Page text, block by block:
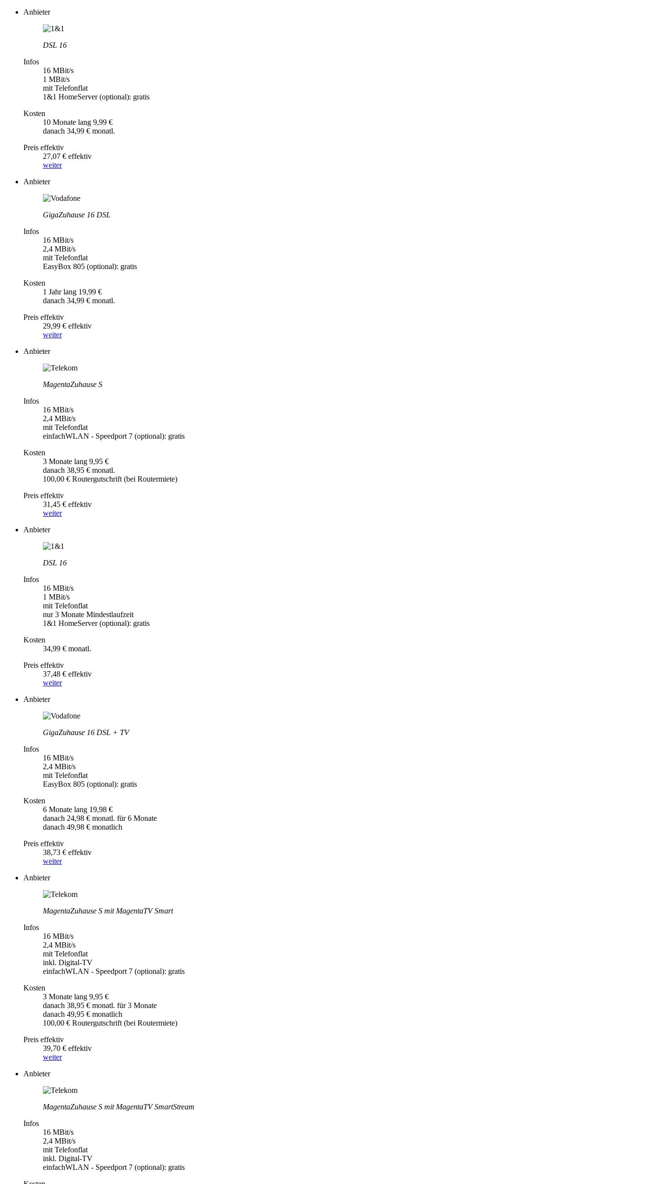
Anbieter
DSL 16
Infos
16 MBit/s
1 MBit/s
mit Telefonflat
1&1 HomeServer (optional): gratis
Kosten
10 Monate lang 9,99 €
danach 34,99 € monatl.
Preis effektiv
27,07 € effektiv
weiter
Anbieter
GigaZuhause 16 DSL
Infos
16 MBit/s
2,4 MBit/s
mit Telefonflat
EasyBox 805 (optional): gratis
Kosten
1 Jahr lang 19,99 €
danach 34,99 € monatl.
Preis effektiv
29,99 € effektiv
weiter
Anbieter
MagentaZuhause S
Infos
16 MBit/s
2,4 MBit/s
mit Telefonflat
einfachWLAN - Speedport 7 (optional): gratis
Kosten
3 Monate lang 9,95 €
danach 38,95 € monatl.
100,00 € Routergutschrift (bei Routermiete)
Preis effektiv
31,45 € effektiv
weiter
Anbieter
DSL 16
Infos
16 MBit/s
1 MBit/s
mit Telefonflat
nur 3 Monate Mindestlaufzeit
1&1 HomeServer (optional): gratis
Kosten
34,99 € monatl.
Preis effektiv
37,48 € effektiv
weiter
Anbieter
GigaZuhause 16 DSL + TV
Infos
16 MBit/s
2,4 MBit/s
mit Telefonflat
EasyBox 805 (optional): gratis
Kosten
6 Monate lang 19,98 €
danach 24,98 € monatl. für 6 Monate
danach 49,98 € monatlich
Preis effektiv
38,73 € effektiv
weiter
Anbieter
MagentaZuhause S mit MagentaTV Smart
Infos
16 MBit/s
2,4 MBit/s
mit Telefonflat
inkl. Digital-TV
einfachWLAN - Speedport 7 (optional): gratis
Kosten
3 Monate lang 9,95 €
danach 38,95 € monatl. für 3 Monate
danach 49,95 € monatlich
100,00 € Routergutschrift (bei Routermiete)
Preis effektiv
39,70 € effektiv
weiter
Anbieter
MagentaZuhause S mit MagentaTV SmartStream
Infos
16 MBit/s
2,4 MBit/s
mit Telefonflat
inkl. Digital-TV
einfachWLAN - Speedport 7 (optional): gratis